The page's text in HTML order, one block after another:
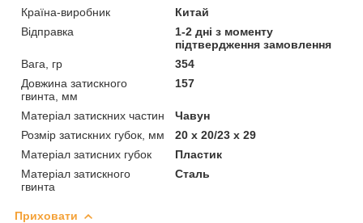
Країна-виробник
Китай
Відправка
1-2 дні з моменту
підтвердження замовлення
Вага, гр
354
Довжина затискного
гвинта, мм
157
Матеріал затискних частин
Чавун
Розмір затискних губок, мм
20 х 20/23 х 29
Матеріал затисних губок
Пластик
Матеріал затискного
гвинта
Сталь
Приховати